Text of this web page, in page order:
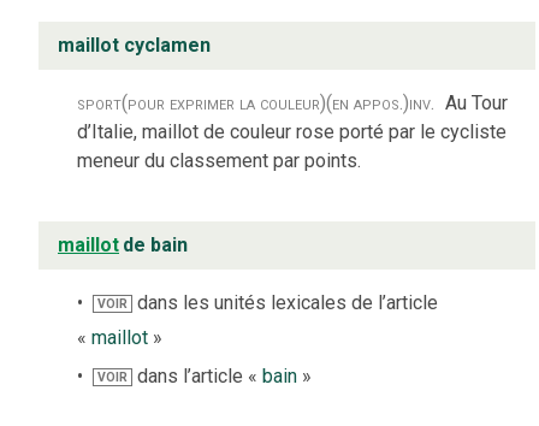
maillot cyclamen
sport(pour exprimer la couleur)(en appos.)inv. Au Tour
d’Italie, maillot de couleur rose porté par le cycliste
meneur du classement par points.
maillot de bain
VOIR
dans les unités lexicales de l’article
« maillot »
VOIR dans l’article «bain »